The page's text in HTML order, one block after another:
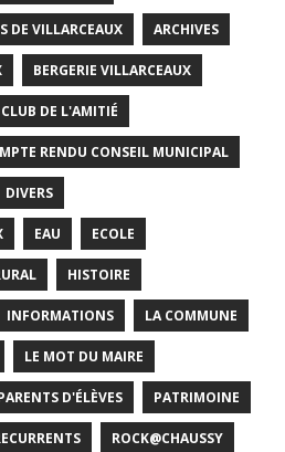
DE VILLARCEAUX ARCHIVES
BERGERIE VILLARCEAUX
CLUB DE L'AMITIÉ
RENDU CONSEIL MUNICIPAL
DIVERS
EAU ECOLE
HISTOIRE
INFORMATIONS LA COMMUNE
LE MOT DU MAIRE
D'ÉLÈVES PATRIMOINE
ROCK@CHAUSSY